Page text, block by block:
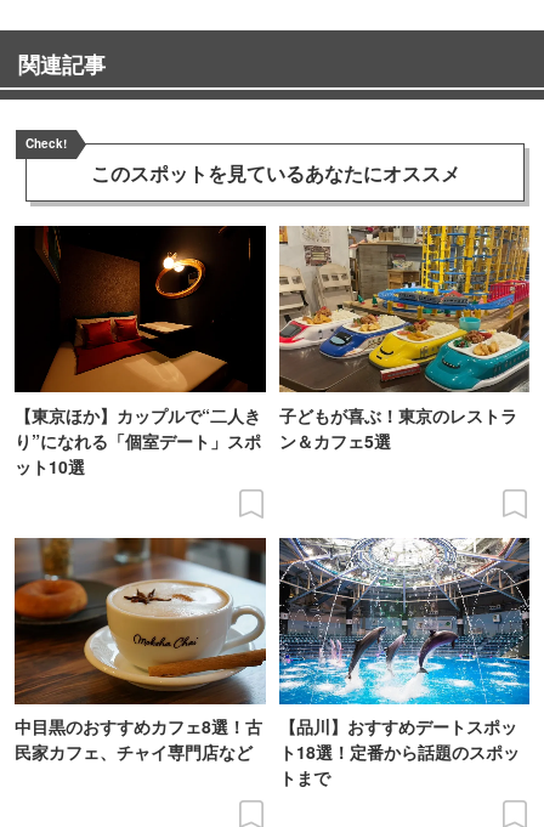
関連記事
Check!
このスポットを見ているあなたにオススメ
【東京ほか】カップルで“二人き
り”になれる「個室デート」スポ
ット10選
子どもが喜ぶ！東京のレストラ
ン＆カフェ5選
中目黒のおすすめカフェ8選！古
民家カフェ、チャイ専門店など
【品川】おすすめデートスポッ
ト18選！定番から話題のスポッ
トまで